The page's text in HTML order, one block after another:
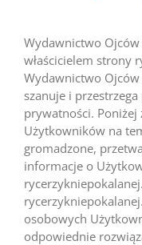
Wydawnictwo
właścicielem strony
Wydawnictwo
szanuje i
prywatności.
Użytkowników na
gromadzone,
informacje o
osobowych
odpowiednie